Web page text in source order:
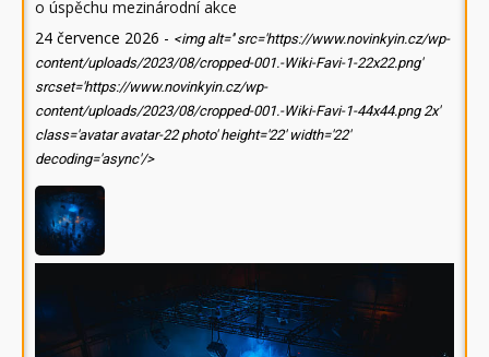
o úspěchu mezinárodní akce
24 července 2026 - <img alt='' src='https://www.novinkyin.cz/wp-
content/uploads/2023/08/cropped-001.-Wiki-Favi-1-22x22.png'
srcset='https://www.novinkyin.cz/wp-
content/uploads/2023/08/cropped-001.-Wiki-Favi-1-44x44.png 2x'
class='avatar avatar-22 photo' height='22' width='22'
decoding='async'/>